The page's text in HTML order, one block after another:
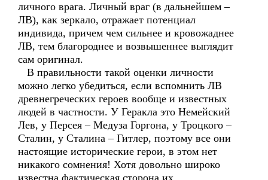
личного врага. Личный враг (в дальнейшем –
ЛВ), как зеркало, отражает потенциал
индивида, причем чем сильнее и кровожаднее
ЛВ, тем благороднее и возвышеннее выглядит
сам оригинал.
В правильности такой оценки личности
можно легко убедиться, если вспомнить ЛВ
древнегреческих героев вообще и известных
людей в частности. У Геракла это Немейский
Лев, у Персея – Медуза Горгона, у Троцкого –
Сталин, у Сталина – Гитлер, поэтому все они
настоящие исторические герои, в этом нет
никакого сомнения! Хотя довольно широко
известна фактическая сторона их